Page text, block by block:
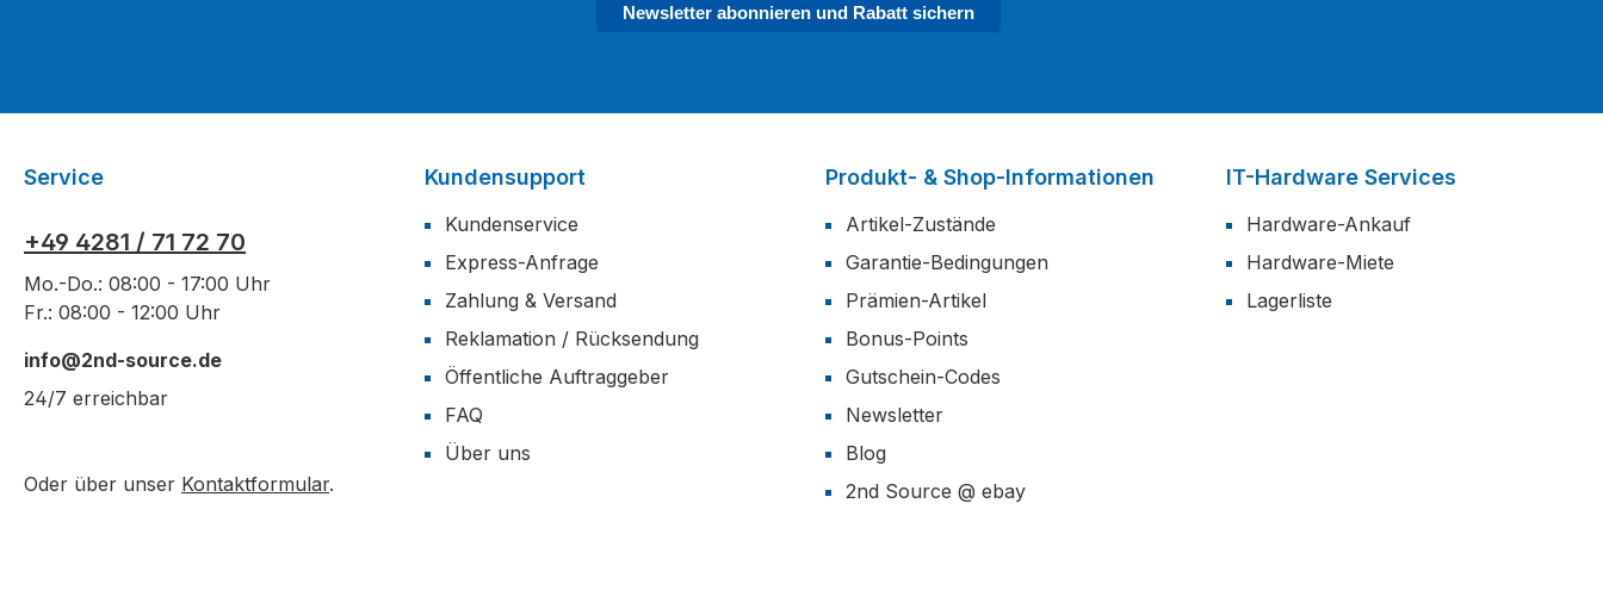
Newsletter abonnieren und Rabatt sichern
Service
+49 4281 / 71 72 70
Mo.-Do.: 08:00 - 17:00 Uhr
Fr.: 08:00 - 12:00 Uhr
info@2nd-source.de
24/7 erreichbar
Oder über unser Kontaktformular.
Kundensupport
Kundenservice
Express-Anfrage
Zahlung & Versand
Reklamation / Rücksendung
Öffentliche Auftraggeber
FAQ
Über uns
Produkt- & Shop-Informationen
Artikel-Zustände
Garantie-Bedingungen
Prämien-Artikel
Bonus-Points
Gutschein-Codes
Newsletter
Blog
2nd Source @ ebay
IT-Hardware Services
Hardware-Ankauf
Hardware-Miete
Lagerliste